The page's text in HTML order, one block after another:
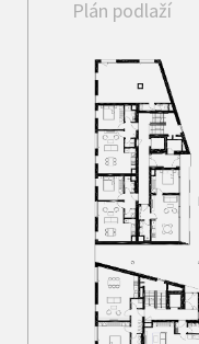
Plán podlaží